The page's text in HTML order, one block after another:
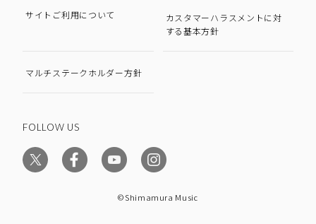
サイトご利用について
カスタマーハラスメントに対
する基本方針
マルチステークホルダー方針
FOLLOW US
©Shimamura Music